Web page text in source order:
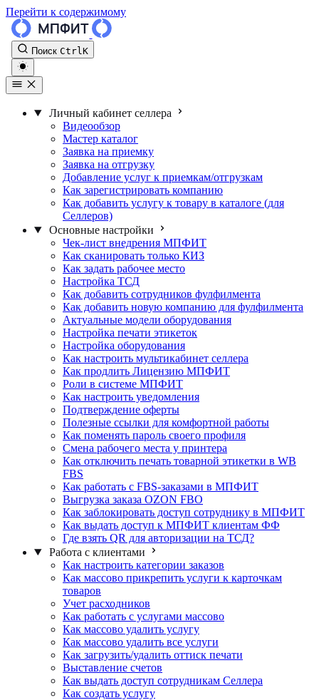
Перейти к содержимому
Поиск Ctrl K
Личный кабинет селлера
Видеообзор
Мастер каталог
Заявка на приемку
Заявка на отгрузку
Добавление услуг к приемкам/отгрузкам
Как зарегистрировать компанию
Как добавить услугу к товару в каталоге (для
Селлеров)
Основные настройки
Чек-лист внедрения МПФИТ
Как сканировать только КИЗ
Как задать рабочее место
Настройка ТСД
Как добавить сотрудников фулфилмента
Как добавить новую компанию для фулфилмента
Актуальные модели оборудования
Настройка печати этикеток
Настройка оборудования
Как настроить мультикабинет селлера
Как продлить Лицензию МПФИТ
Роли в системе МПФИТ
Как настроить уведомления
Подтверждение оферты
Полезные ссылки для комфортной работы
Как поменять пароль своего профиля
Смена рабочего места у принтера
Как отключить печать товарной этикетки в WB
FBS
Как работать с FBS-заказами в МПФИТ
Выгрузка заказа OZON FBO
Как заблокировать доступ сотруднику в МПФИТ
Как выдать доступ к МПФИТ клиентам ФФ
Где взять QR для авторизации на ТСД?
Работа с клиентами
Как настроить категории заказов
Как массово прикрепить услуги к карточкам
товаров
Учет расходников
Как работать с услугами массово
Как массово удалить услугу
Как массово удалить все услуги
Как загрузить/удалить оттиск печати
Выставление счетов
Как выдать доступ сотрудникам Селлера
Как создать услугу